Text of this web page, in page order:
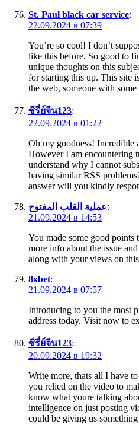
St. Paul black car service:
22.09.2024 в 07:39
You’re so cool! I don’t
like this before. So good to
unique thoughts on this
for starting this up. This site
the web, someone with
ซีรี่ย์จีน123:
22.09.2024 в 01:22
Oh my goodness! Incredible
However I am encountering
understand why I cannot
having similar RSS
answer will you kindly
عملية القلب المفتوح:
21.09.2024 в 14:53
You made some good
more info about the issue
along with your views on
8xbet:
21.09.2024 в 07:57
Introducing to you the most
address today. Visit now to
ซีรี่ย์จีน123:
20.09.2024 в 19:32
Write more, thats all I have
you relied on the video to
know what youre talking
intelligence on just posting
could be giving us